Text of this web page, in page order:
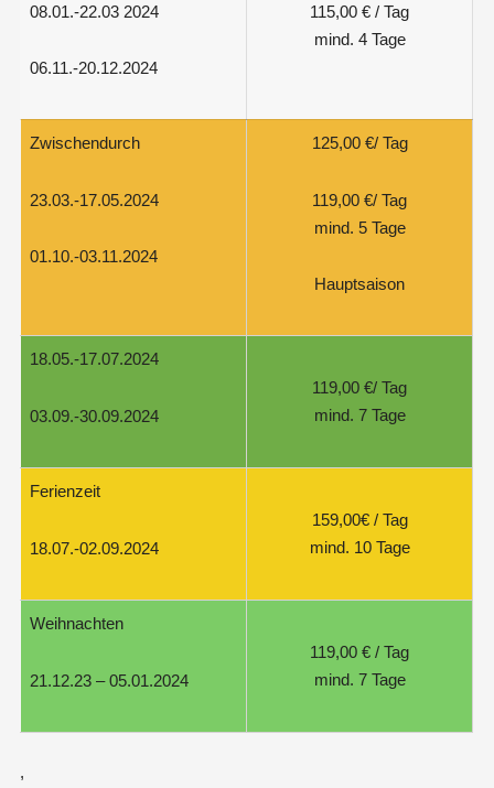
08.01.-22.03 2024
06.11.-20.12.2024
115,00 € / Tag
mind. 4 Tage
Zwischendurch
23.03.-17.05.2024
01.10.-03.11.2024
125,00 €/ Tag
119,00 €/ Tag
mind. 5 Tage
Hauptsaison
18.05.-17.07.2024
03.09.-30.09.2024
119,00 €/ Tag
mind. 7 Tage
Ferienzeit
18.07.-02.09.2024
159,00€ / Tag
mind. 10 Tage
Weihnachten
21.12.23 – 05.01.2024
119,00 € / Tag
mind. 7 Tage
,